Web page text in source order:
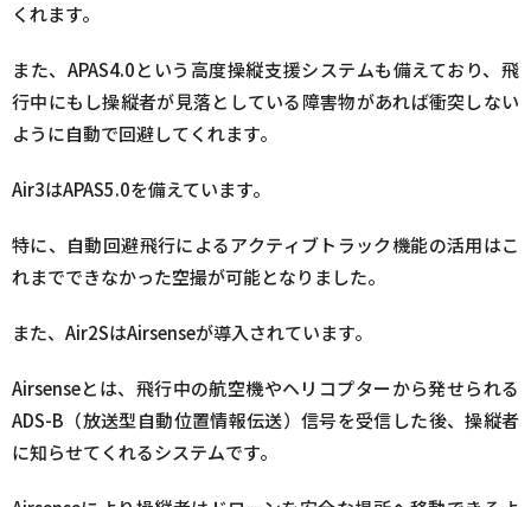
くれます。
また、APAS4.0という高度操縦支援システムも備えており、飛
行中にもし操縦者が見落としている障害物があれば衝突しない
ように自動で回避してくれます。
Air3はAPAS5.0を備えています。
特に、自動回避飛行によるアクティブトラック機能の活用はこ
れまでできなかった空撮が可能となりました。
また、Air2SはAirsenseが導入されています。
Airsenseとは、飛行中の航空機やヘリコプターから発せられる
ADS-B（放送型自動位置情報伝送）信号を受信した後、操縦者
に知らせてくれるシステムです。